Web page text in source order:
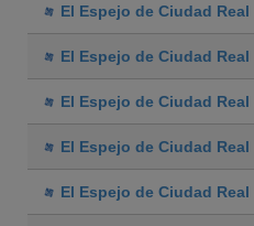
El Espejo de Ciudad Real
El Espejo de Ciudad Real
El Espejo de Ciudad Real
El Espejo de Ciudad Real
El Espejo de Ciudad Real